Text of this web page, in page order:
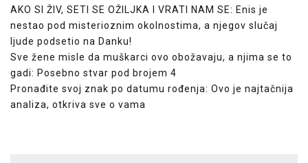
AKO SI ŽIV, SETI SE OŽILJKA I VRATI NAM SE: Enis je
nestao pod misterioznim okolnostima, a njegov slučaj
ljude podsetio na Danku!
Sve žene misle da muškarci ovo obožavaju, a njima se to
gadi: Posebno stvar pod brojem 4
Pronađite svoj znak po datumu rođenja: Ovo je najtačnija
analiza, otkriva sve o vama